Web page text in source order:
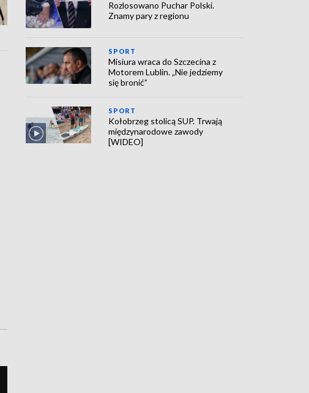
Rozlosowano Puchar Polski.
Znamy pary z regionu
SPORT
Misiura wraca do Szczecina z
Motorem Lublin. „Nie jedziemy
się bronić”
SPORT
Kołobrzeg stolicą SUP. Trwają
międzynarodowe zawody
[WIDEO]